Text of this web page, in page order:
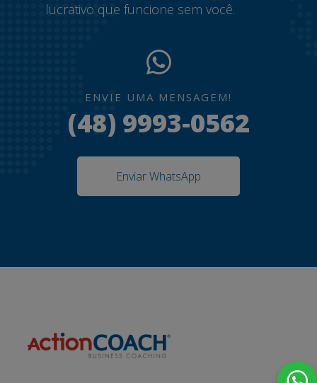
lucrativo que funcione sem você.
ENVIE UMA MENSAGEM!
(48) 9993-0562
Enviar WhatsApp